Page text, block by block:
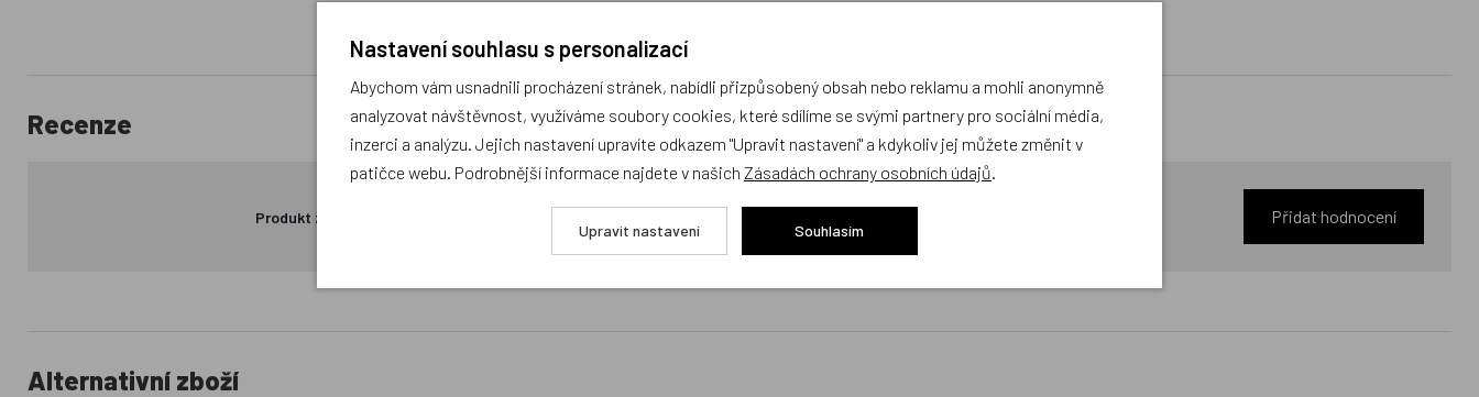
Recenze
Produkt zatím nemá žádné hodnocení, Přidat hodnocení
Alternativní zboží
Nastavení souhlasu s personalizací
Abychom vám usnadnili procházení stránek, nabídli přizpůsobený obsah nebo reklamu a mohli anonymně
analyzovat návštěvnost, využíváme soubory cookies, které sdílíme se svými partnery pro sociální média,
inzerci a analýzu. Jejich nastavení upravíte odkazem "Upravit nastavení" a kdykoliv jej můžete změnit v
patičce webu. Podrobnější informace najdete v našich Zásadách ochrany osobních údajů
Upravit nastavení Souhlasím